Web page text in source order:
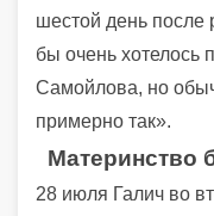
шестой день после
бы очень хотелось
Самойлова, но
примерно так».
Материнство
28 июля Галич во